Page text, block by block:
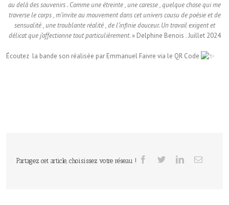
au delà des souvenirs . Comme une étreinte , une caresse , quelque chose qui me
traverse le corps , m’invite au mouvement dans cet univers cousu de poésie et de
sensualité , une troublante réalité , de l’infinie douceur. Un travail exigent et
délicat que j’affectionne tout particulièrement. » Delphine Benois . Juillet 2024
Écoutez la bande son réalisée par Emmanuel Faivre via le QR Code
Partagez cet article, choisissez votre réseau !